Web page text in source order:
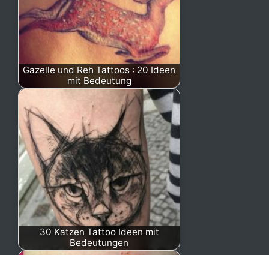
Gazelle und Reh Tattoos : 20 Ideen
mit Bedeutung
30 Katzen Tattoo Ideen mit
Bedeutungen